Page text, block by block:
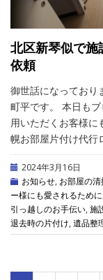
北区新琴似で施
依頼
御世話になっており
町平です。 本日も
用いただくお客様
幌お部屋片付け代
2024年3月16日
お知らせ, お部屋の清
ー様にも愛されるために
引っ越しのお手伝い, 施
退去時の片付け, 遺品整